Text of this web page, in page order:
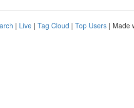
| Live | Tag Cloud | Top Users | Made